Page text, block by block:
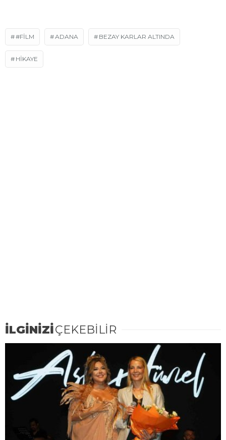
#FILM ADANA BEZAY KARLAR ALTINDA
HİKAYE
İLGİNİZİÇEKEBİLİR